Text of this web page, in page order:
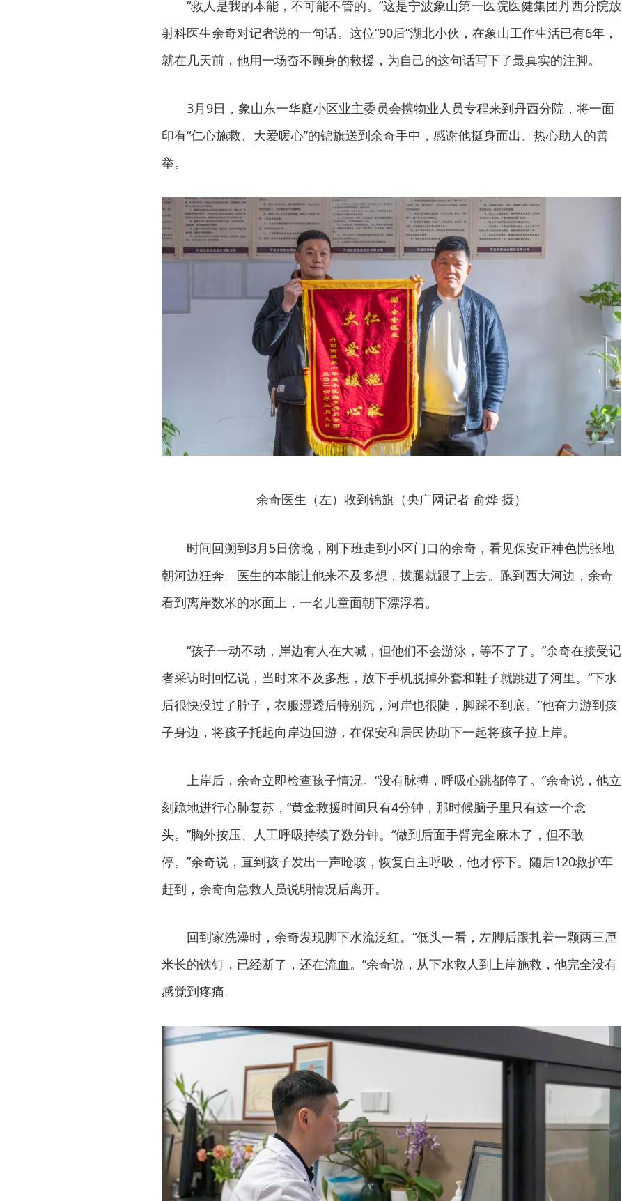
“救人是我的本能，不可能不管的。”这是宁波象山第一医院医健集团丹西分院放
射科医生余奇对记者说的一句话。这位“90后”湖北小伙，在象山工作生活已有6年，
就在几天前，他用一场奋不顾身的救援，为自己的这句话写下了最真实的注脚。
3月9日，象山东一华庭小区业主委员会携物业人员专程来到丹西分院，将一面
印有“仁心施救、大爱暖心”的锦旗送到余奇手中，感谢他挺身而出、热心助人的善
举。
余奇医生（左）收到锦旗（央广网记者 俞烨 摄）
时间回溯到3月5日傍晚，刚下班走到小区门口的余奇，看见保安正神色慌张地
朝河边狂奔。医生的本能让他来不及多想，拔腿就跟了上去。跑到西大河边，余奇
看到离岸数米的水面上，一名儿童面朝下漂浮着。
“孩子一动不动，岸边有人在大喊，但他们不会游泳，等不了了。”余奇在接受记
者采访时回忆说，当时来不及多想，放下手机脱掉外套和鞋子就跳进了河里。“下水
后很快没过了脖子，衣服湿透后特别沉，河岸也很陡，脚踩不到底。”他奋力游到孩
子身边，将孩子托起向岸边回游，在保安和居民协助下一起将孩子拉上岸。
上岸后，余奇立即检查孩子情况。“没有脉搏，呼吸心跳都停了。”余奇说，他立
刻跪地进行心肺复苏，“黄金救援时间只有4分钟，那时候脑子里只有这一个念
头。”胸外按压、人工呼吸持续了数分钟。“做到后面手臂完全麻木了，但不敢
停。”余奇说，直到孩子发出一声呛咳，恢复自主呼吸，他才停下。随后120救护车
赶到，余奇向急救人员说明情况后离开。
回到家洗澡时，余奇发现脚下水流泛红。“低头一看，左脚后跟扎着一颗两三厘
米长的铁钉，已经断了，还在流血。”余奇说，从下水救人到上岸施救，他完全没有
感觉到疼痛。